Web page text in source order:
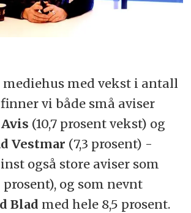
mediehus med vekst i antall
vi både små aviser
(10,7 prosent vekst) og
Vestmar (7,3 prosent) -
også store aviser som
prosent), og som nevnt
Blad med hele 8,5 prosent.